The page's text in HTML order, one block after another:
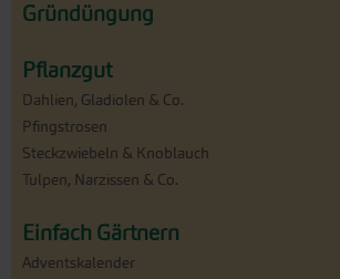
Gründüngung
Pflanzgut
Dahlien, Gladiolen & Co.
Pfingstrosen
Steckzwiebeln & Knoblauch
Tulpen, Narzissen & Co.
Einfach Gärtnern
Adventskalender